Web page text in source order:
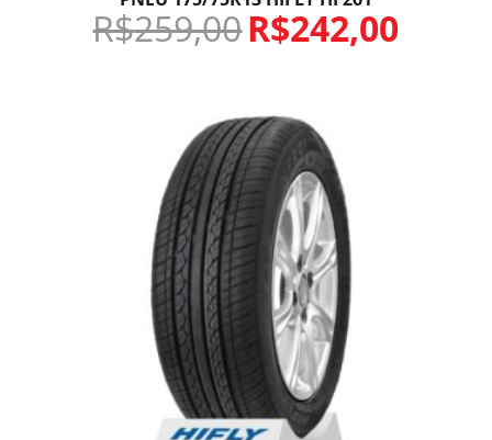
R$259,00R$242,00